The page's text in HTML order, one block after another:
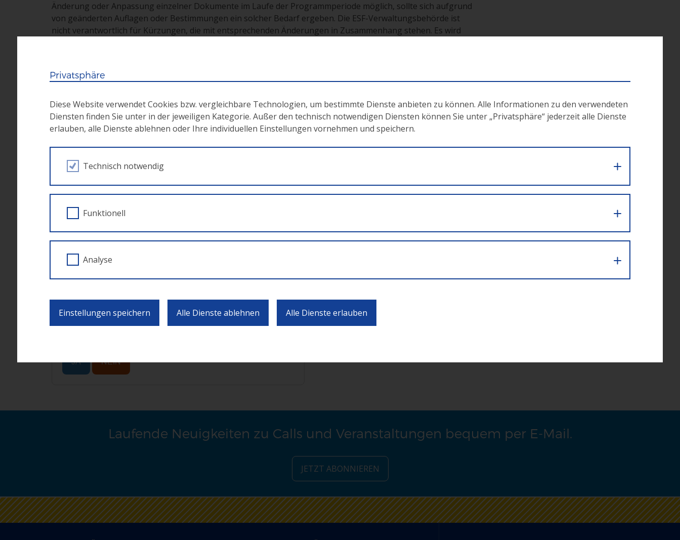
Änderung oder Anpassung einzelner Dokumente im Laufe der Programmperiode möglich, sollte sich aufgrund
von geänderten Auflagen oder Bestimmungen ein solcher Bedarf ergeben. Die ESF-Verwaltungsbehörde ist
nicht verantwortlich für Kürzungen, die mit entsprechenden Änderungen in Zusammenhang stehen. Es wird
genehmigtes Programm ESF+/JTF 2021-2027(pdf 22.11.22)
Partnerschaftsvereinbarung(pdf)
Simplifizierungen Langfassung(pdf)
Simplifizierungen Exante Assessment Unterlage
Auswahlkriterien ESF+/JTF 2021-2027
Sonderrechtlinie(pdf)
Begriffsbestimmung Sonderrechtlinie Anhang I
Musterfördervertrag (Echtkosten)(doc)
Musterfördervertrag (Restkosten)
Musterfördervertrag (SEK Prozentmethode)(doc)
JA NEIN
Laufende Neuigkeiten zu Calls und Veranstaltungen bequem per E-Mail.
JETZT ABONNIEREN
Privatsphäre
Diese Website verwendet Cookies bzw. vergleichbare Technologien, um bestimmte Dienste anbieten zu können. Alle Informationen zu den verwendeten
Diensten finden Sie unter in der jeweiligen Kategorie. Außer den technisch notwendigen Diensten können Sie unter „Privatsphäre“ jederzeit alle Dienste
erlauben, alle Dienste ablehnen oder Ihre individuellen Einstellungen vornehmen und speichern.
Technisch notwendig
Funktionell
Analyse
Einstellungen speichern Alle Dienste ablehnen Alle Dienste erlauben